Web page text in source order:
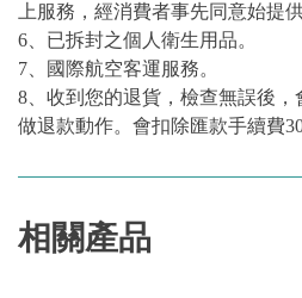
上服務，經消費者事先同意始提供
6、已拆封之個人衛生用品。
7、國際航空客運服務。
8、收到您的退貨，檢查無誤後
做退款動作。會扣除匯款手續費30
相關產品